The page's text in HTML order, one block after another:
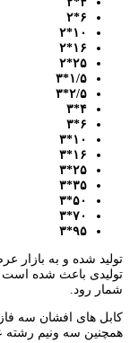
۶*۲
۱۰*۲
۱۶*۲
۲۵*۲
۱/۵
*۳
۲/۵
*۳
۴*۳
۶*۳
۱۰*۳
۱۶*۳
۲۵*۳
۳۵*۳
۵۰*۳
۷۰*۳
۹۵*۳
تولید شده و به بازار
تولیدی باعث شده است
شمار رود.
کابل های افشان سه فاز
همچنین سه ونیم رشته